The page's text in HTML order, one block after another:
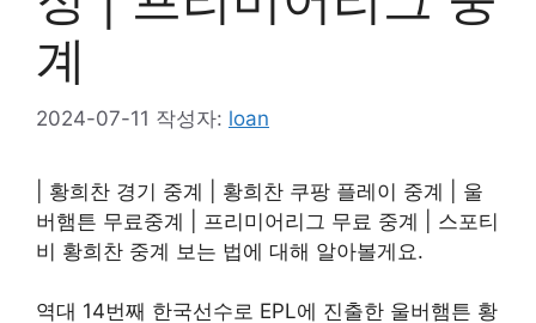
계
2024-07-11 작성자: loan
| 황희찬 경기 중계 | 황희찬 쿠팡 플레이 중계 | 울
버햄튼 무료중계 | 프리미어리그 무료 중계 | 스포티
비 황희찬 중계 보는 법에 대해 알아볼게요.
역대 14번째 한국선수로 EPL에 진출한 울버햄튼 황